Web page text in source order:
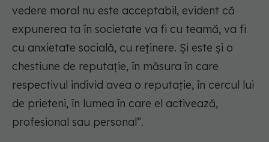
vedere moral nu este acceptabil, evident că
expunerea ta în societate va fi cu teamă, va fi
cu anxietate socială, cu reținere. Și este și o
chestiune de reputație, în măsura în care
respectivul individ avea o reputație, în cercul lui
de prieteni, în lumea în care el activează,
profesional sau personal”.